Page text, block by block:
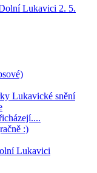
Lukavici 2. 5.
Lukavické snění
:)
Lukavici